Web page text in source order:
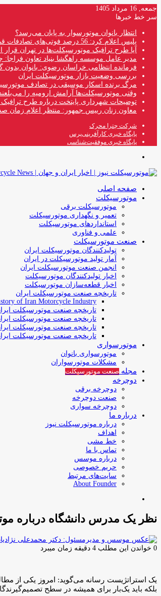
جمعه, 16 مرداد 1405
سر خط خبرها
انتظار بانوان موتورسوار به پایان می‌رسد؟
پلیس اعلام کرد: 56 درصد فوتی‌های تصادفات قم را راکبان موتورسیکلت تشکیل می‌دهند
آیا طرح ترافیک موتورسیکلت‌ها در تهران
مدیر عامل موسسه راهگشا بنیاد تعاون
فرمانده انتظامی خراسان رضوی: بانوان بدون
بررسی وضعیت بازار موتورسیکلت ایران
مرگ برنده اسکار موسیقی در تصادف
وقتی موتورسیکلت‌ها آرامش ارومیه را
توضیحات شهرداری پایتخت درباره طرح
معاون زنان رییس جمهور: منتظر اعلام زمان
شرکت چترا محرک
پایگاه خبری کارآفرینی‌پرس
پایگاه خبری موفقیت‌شناسی
صفحه اصلی
موتورسیکلت
موتورسیکلت برقی
تعمیر و نگهداری موتورسیکلت
استانداردهای موتورسیکلت
علمی و فناوری
صنعت موتورسیکلت
تولیدکنندگان موتورسیکلت ایران
آمار تولید موتورسیکلت در ایران
انجمن صنعت موتورسیکلت ایران
اخبار تولیدکنندگان موتورسیکلت
اخبار قطعه‌سازان موتورسیکلت
تاریخچه صنعت موتورسیکلت ایران
of Iran Motorcycle Industry
تاریخچه صنعت موتورسیکلت
تاریخچه صنعت موتورسیکلت
تاریخچه صنعت موتورسیکلت
تاریخچه صنعت موتورسیکلت
موتورسواری
موتورسواری بانوان
مشکلات موتورسواران
مجله صنعت موتورسیکلت
دوچرخه
دوچرخه برقی
صنعت دوچرخه
دوچرخه سواری
درباره ما
درباره موتورسیکلت نیوز
اهداف
خط مشی
تماس با ما
درباره موسس
حریم خصوصی
سایت‌های مرتبط
About Founder
نظر یک مدرس دانشگاه درباره
0 خواندن این مطلب 4 دقیقه زمان میبرد
یک استراتژیست رسانه می‌گوید: امروز یکی از
بلکه باید یک‌بار برای همیشه در سطح